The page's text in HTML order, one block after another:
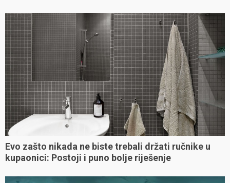
Evo zašto nikada ne biste trebali držati ručnike u
kupaonici: Postoji i puno bolje riješenje